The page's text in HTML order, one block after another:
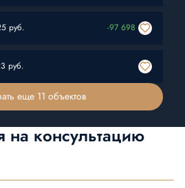
руб. -97 698
руб.
еще 11 объектов
на консультацию